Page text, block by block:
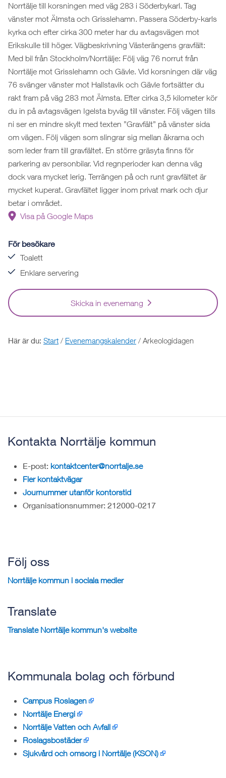
Norrtälje till korsningen med väg 283 i Söderbykarl. Tag
vänster mot Älmsta och Grisslehamn. Passera Söderby-karls
kyrka och efter cirka 300 meter har du avtagsvägen mot
Erikskulle till höger. Vägbeskrivning Västerängens gravfält:
Med bil från Stockholm/Norrtälje: Följ väg 76 norrut från
Norrtälje mot Grisslehamn och Gävle. Vid korsningen där väg
76 svänger vänster mot Hallstavik och Gävle fortsätter du
rakt fram på väg 283 mot Älmsta. Efter cirka 3,5 kilometer kör
du in på avtagsvägen Igelsta byväg till vänster. Följ vägen tills
ni ser en mindre skylt med texten ”Gravfält” på vänster sida
om vägen. Följ vägen som slingrar sig mellan åkrarna och
som leder fram till gravfältet. En större gräsyta finns för
parkering av personbilar. Vid regnperioder kan denna väg
dock vara mycket lerig. Terrängen på och runt gravfältet är
mycket kuperat. Gravfältet ligger inom privat mark och djur
betar i området.
Visa på Google Maps
För besökare
Toalett
Enklare servering
Skicka in evenemang
Här är du: Start / Evenemangskalender / Arkeologidagen
Kontakta Norrtälje kommun
E-post: kontaktcenter@norrtalje.se
Fler kontaktvägar
Journummer utanför kontorstid
Organisationsnummer: 212000-0217
Följ oss
Norrtälje kommun i sociala medier
Translate
Translate Norrtälje kommun's website
Kommunala bolag och förbund
Campus Roslagen
Norrtälje Energi
Norrtälje Vatten och Avfall
Roslagsbostäder
Sjukvård och omsorg i Norrtälje (KSON)